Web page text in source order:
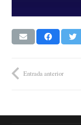
Entrada anterior